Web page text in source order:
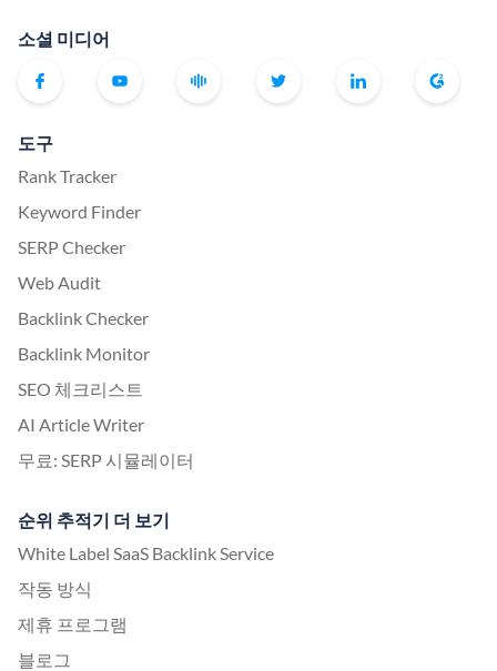
소셜 미디어
도구
Rank Tracker
Keyword Finder
SERP Checker
Web Audit
Backlink Checker
Backlink Monitor
SEO 체크리스트
AI Article Writer
무료: SERP 시뮬레이터
순위 추적기 더 보기
White Label SaaS Backlink Service
작동 방식
제휴 프로그램
블로그